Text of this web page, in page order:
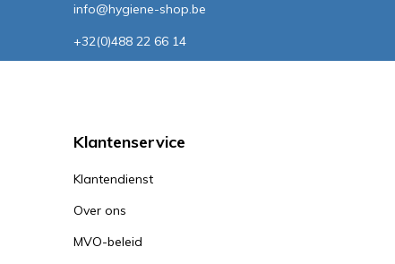
info@hygiene-shop.be
+32(0)488 22 66 14
Klantenservice
Klantendienst
Over ons
MVO-beleid